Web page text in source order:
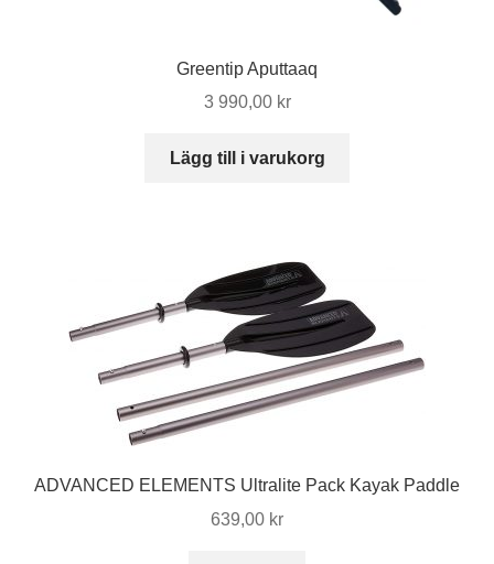
Greentip Aputtaaq
3 990,00 kr
Lägg till i varukorg
ADVANCED ELEMENTS Ultralite Pack Kayak Paddle
639,00 kr